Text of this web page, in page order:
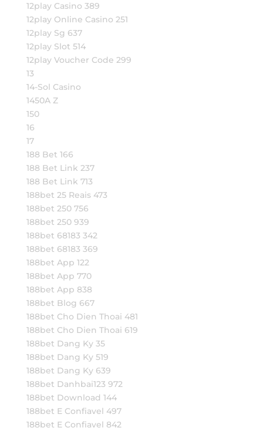
12play Casino 389
12play Online Casino 251
12play Sg 637
12play Slot 514
12play Voucher Code 299
13
14-Sol Casino
1450A Z
150
16
17
188 Bet 166
188 Bet Link 237
188 Bet Link 713
188bet 25 Reais 473
188bet 250 756
188bet 250 939
188bet 68183 342
188bet 68183 369
188bet App 122
188bet App 770
188bet App 838
188bet Blog 667
188bet Cho Dien Thoai 481
188bet Cho Dien Thoai 619
188bet Dang Ky 35
188bet Dang Ky 519
188bet Dang Ky 639
188bet Danhbai123 972
188bet Download 144
188bet E Confiavel 497
188bet E Confiavel 842